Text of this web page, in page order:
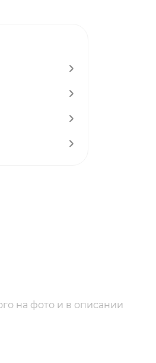
на фото и в описании